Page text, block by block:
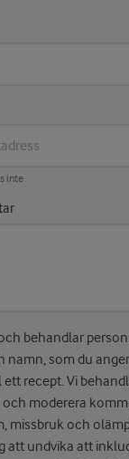
inte
behandlar
namn, som du
recept. Vi
moderera
missbruk och
att undvika att